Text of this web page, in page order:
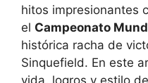
hitos impresionantes
el Campeonato
histórica racha de
Sinquefield. En este
vida, logros y estilo